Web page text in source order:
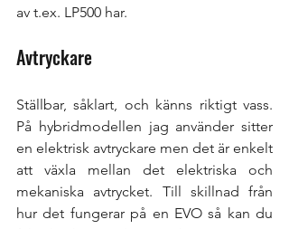
av t.ex. LP500 har.
Avtryckare
Ställbar, såklart, och känns riktigt vass.
På hybridmodellen jag använder sitter
en elektrisk avtryckare men det är enkelt
att växla mellan det elektriska och
mekaniska avtrycket. Till skillnad från
hur det fungerar på en EVO så kan du